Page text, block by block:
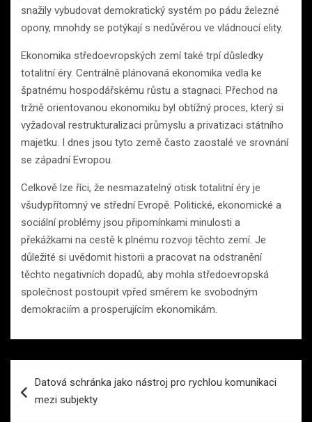
snažily vybudovat demokratický systém po pádu železné
opony, mnohdy se potýkají s nedůvěrou ve vládnoucí elity.
Ekonomika středoevropských zemí také trpí důsledky
totalitní éry. Centrálně plánovaná ekonomika vedla ke
špatnému hospodářskému růstu a stagnaci. Přechod na
tržně orientovanou ekonomiku byl obtížný proces, který si
vyžadoval restrukturalizaci průmyslu a privatizaci státního
majetku. I dnes jsou tyto země často zaostalé ve srovnání
se západní Evropou.
Celkově lze říci, že nesmazatelný otisk totalitní éry je
všudypřítomný ve střední Evropě. Politické, ekonomické a
sociální problémy jsou připomínkami minulosti a
překážkami na cestě k plnému rozvoji těchto zemí. Je
důležité si uvědomit historii a pracovat na odstranění
těchto negativních dopadů, aby mohla středoevropská
společnost postoupit vpřed směrem ke svobodným
demokraciím a prosperujícím ekonomikám.
proDatová schránka jako nástroj pro rychlou komunikaci
mezi subjekty